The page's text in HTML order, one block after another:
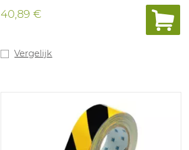
40,89 €
Vergelijk